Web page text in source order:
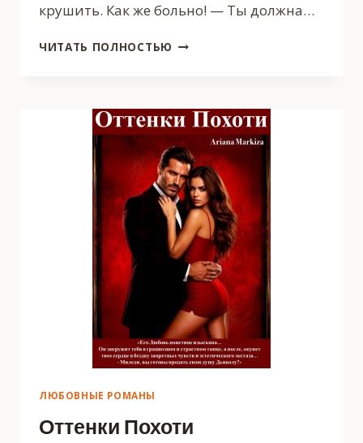
крушить. Как же больно! — Ты должна…
ЧИТАТЬ ПОЛНОСТЬЮ РАЗВОД.
ЛЮБОВНЫЕ РОМАНЫ
Оттенки Похоти